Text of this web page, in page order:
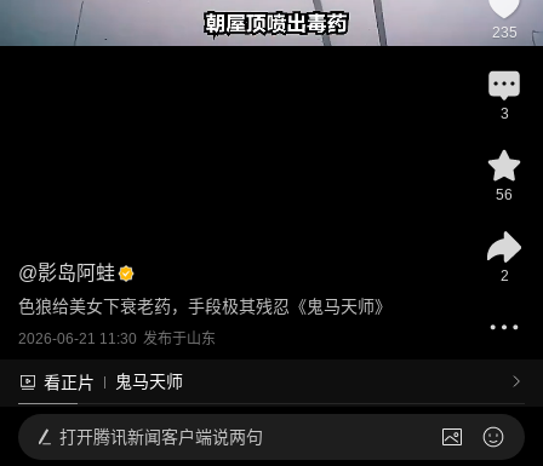
@影岛阿蛙
色狼给美女下衰老药，手段极其残忍《鬼马天师》
2026-06-21 11:30 发布于山东
看正片 鬼马天师
235
3
56
2
打开腾讯新闻客户端说两句